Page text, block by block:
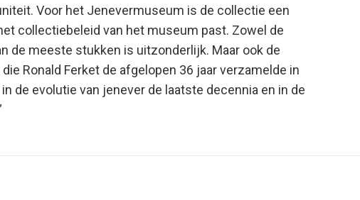
Voor het Jenevermuseum is de collectie een
collectiebeleid van het museum past. Zowel de
de meeste stukken is uitzonderlijk. Maar ook de
Ronald Ferket de afgelopen 36 jaar verzamelde in
de evolutie van jenever de laatste decennia en in de